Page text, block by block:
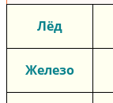
Лёд
Железо